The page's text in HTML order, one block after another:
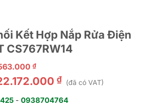
Kết Hợp Nắp Rửa Điện
CS767RW14
₫
₫ (đã có VAT)
- 0938704764